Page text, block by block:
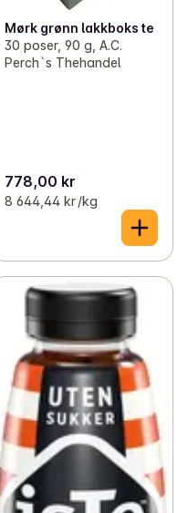
Mørk grønn lakkboks te
30 poser, 90 g, A.C.
Perch`s Thehandel
778,00 kr
8 644,44 kr /kg